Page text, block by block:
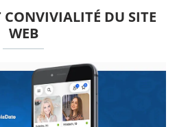
CONVIVIALITÉ DU SITE
WEB